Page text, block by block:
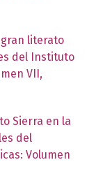
gran literato
del Instituto
VII,
Sierra en la
del
Volumen